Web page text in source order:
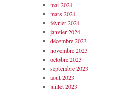
mai 2024
mars 2024
février 2024
janvier 2024
décembre 2023
novembre 2023
octobre 2023
septembre 2023
août 2023
juillet 2023